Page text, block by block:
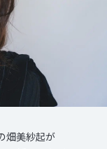
畑美紗起が